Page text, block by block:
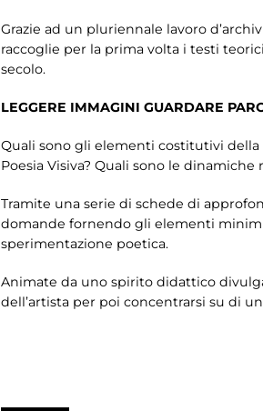
Grazie ad un pluriennale lavoro
raccoglie per la prima volta i testi
secolo.
LEGGERE IMMAGINI GUARDARE
Quali sono gli elementi costitutivi della
Poesia Visiva? Quali sono le
Tramite una serie di schede di
domande fornendo gli elementi
sperimentazione poetica.
Animate da uno spirito didattico
dell’artista per poi concentrarsi su di